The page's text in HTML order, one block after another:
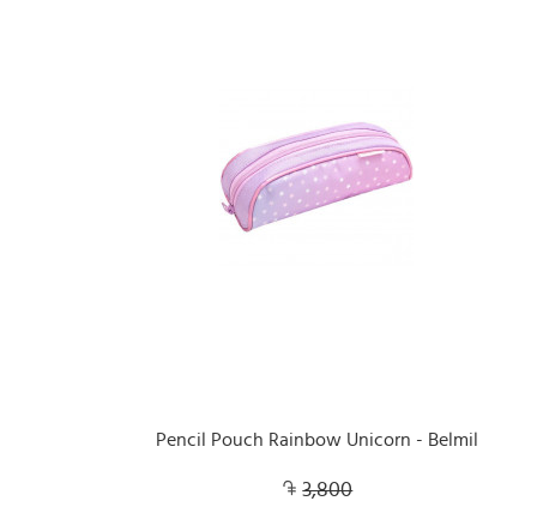
Pencil Pouch Rainbow Unicorn - Belmil
3,800